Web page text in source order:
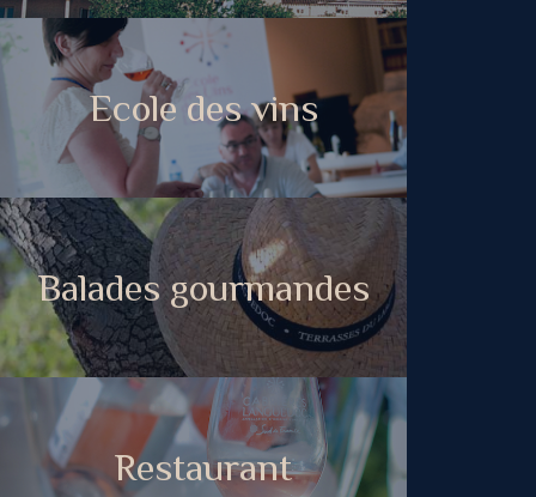
Ecole des vins
Balades gourmandes
Restaurant